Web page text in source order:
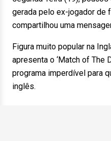
gerada pelo ex-jogador de
compartilhou uma
Figura muito popular na
apresenta o ‘Match of The
programa imperdível para
inglês.